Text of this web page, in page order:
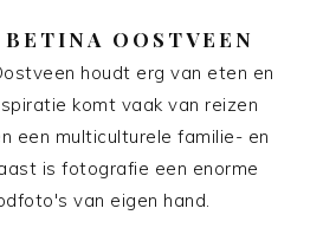
BETINA OOSTVEEN
houdt erg van eten en
komt vaak van reizen
een multiculturele familie- en
is fotografie een enorme
van eigen hand.